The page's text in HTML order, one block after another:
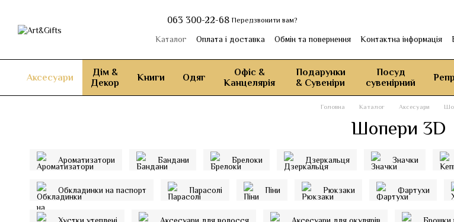
063 300-22-68 Передзвонити вам?
Каталог Оплата і доставка Обмін та повернення Контактна інформація
Аксесуари
Дім &
Декор
Книги Одяг
Офіс &
Канцелярія
Подарунки
& Сувеніри
Посуд
сувенірний
Головна Каталог Аксесуари
Шопери 3D
Ароматизатори Бандани Брелоки Дзеркальця Значки
Обкладинки на паспорт Парасолі Піни Рюкзаки Фартухи